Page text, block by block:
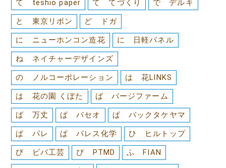
て teshio paper て てづくり で デルキ
と 東京リボン ど ドガ
に ニューホンコン造花 に 日軽パネル
ね ネイチャーデザインズ
の ノルコーポレーション は 花LINKS
は 花の園 くぼた ば バージファーム
ば 万丈 ぱ パセオ ぱ パックタケヤマ
ぱ パレ ぱ パレス化学 ひ ヒルトップ
び ビバ工芸 ぴ PTMD ふ FIAN